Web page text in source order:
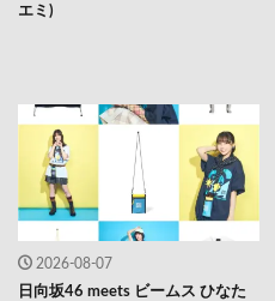
エミ)
2026-08-07
日向坂46 meets ビームス ひなた